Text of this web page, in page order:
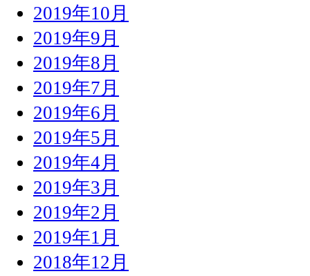
2019年10月
2019年9月
2019年8月
2019年7月
2019年6月
2019年5月
2019年4月
2019年3月
2019年2月
2019年1月
2018年12月